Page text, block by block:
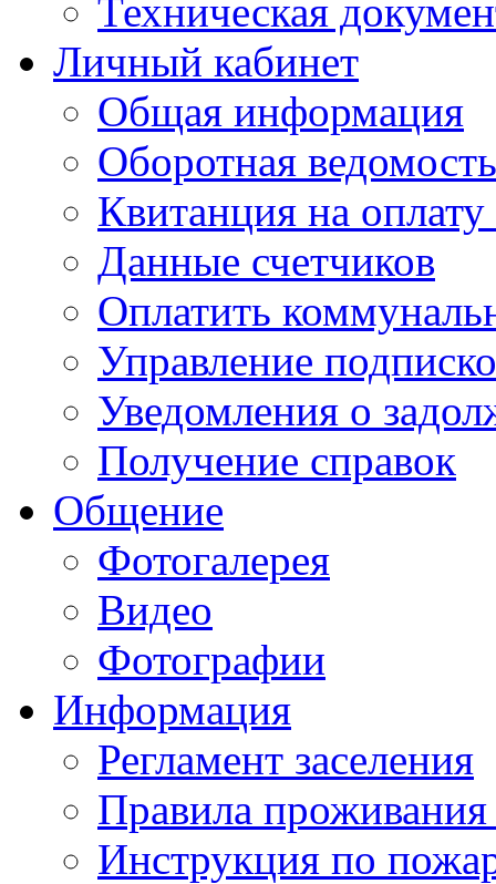
Техническая
Личный кабинет
Общая информация
Оборотная ведомость
Квитанция на
Данные счетчиков
Оплатить
Управление
Уведомления о
Получение справок
Общение
Фотогалерея
Видео
Фотографии
Информация
Регламент заселения
Правила
Инструкция по